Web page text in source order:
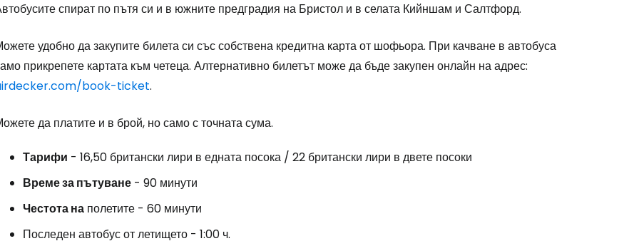
спират по пътя си и в южните предградия на Бристол и в селата Кийншам и Салтфорд.
удобно да закупите билета си със собствена кредитна карта от шофьора. При качване в автобуса
прикрепете картата към четеца. Алтернативно билетът може да бъде закупен онлайн на адрес:
book-ticket.
да платите и в брой, но само с точната сума.
Тарифи - 16,50 британски лири в едната посока / 22 британски лири в двете посоки
Време за пътуване - 90 минути
Честота на полетите - 60 минути
Последен автобус от летището - 1:00 ч.